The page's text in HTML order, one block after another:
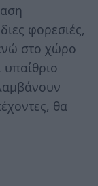
φορεσιές,
στο χώρο
θα